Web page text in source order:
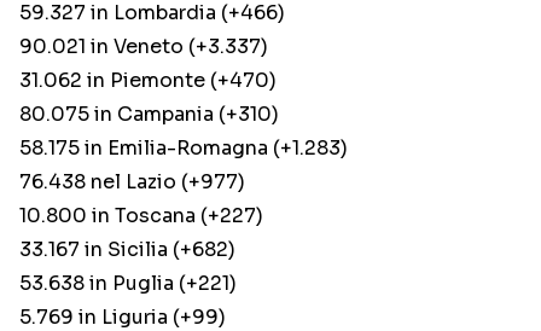
59.327 in Lombardia (+466)
90.021 in Veneto (+3.337)
31.062 in Piemonte (+470)
80.075 in Campania (+310)
58.175 in Emilia-Romagna (+1.283)
76.438 nel Lazio (+977)
10.800 in Toscana (+227)
33.167 in Sicilia (+682)
53.638 in Puglia (+221)
5.769 in Liguria (+99)